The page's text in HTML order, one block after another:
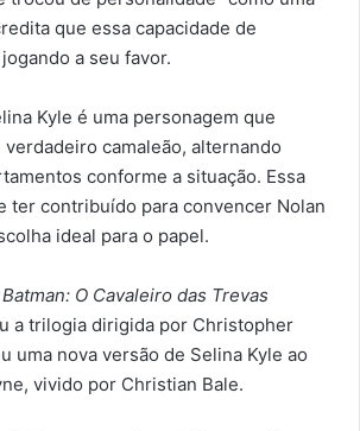
que essa capacidade de
a seu favor.
Kyle é uma personagem que
camaleão, alternando
conforme a situação. Essa
ter contribuído para convencer Nolan
ideal para o papel.
Batman: O Cavaleiro das Trevas
a trilogia dirigida por Christopher
uma nova versão de Selina Kyle ao
vivido por Christian Bale.